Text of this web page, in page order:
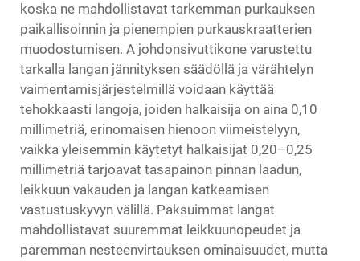
koska ne mahdollistavat tarkemman purkauksen
paikallisoinnin ja pienempien purkauskraatterien
muodostumisen. A johdonsivuttikone varustettu
tarkalla langan jännityksen säädöllä ja värähtelyn
vaimentamisjärjestelmillä voidaan käyttää
tehokkaasti langoja, joiden halkaisija on aina 0,10
millimetriä, erinomaisen hienoon viimeistelyyn,
vaikka yleisemmin käytetyt halkaisijat 0,20–0,25
millimetriä tarjoavat tasapainon pinnan laadun,
leikkuun vakauden ja langan katkeamisen
vastustuskyvyn välillä. Paksuimmat langat
mahdollistavat suuremmat leikkuunopeudet ja
paremman nesteenvirtauksen ominaisuudet, mutta